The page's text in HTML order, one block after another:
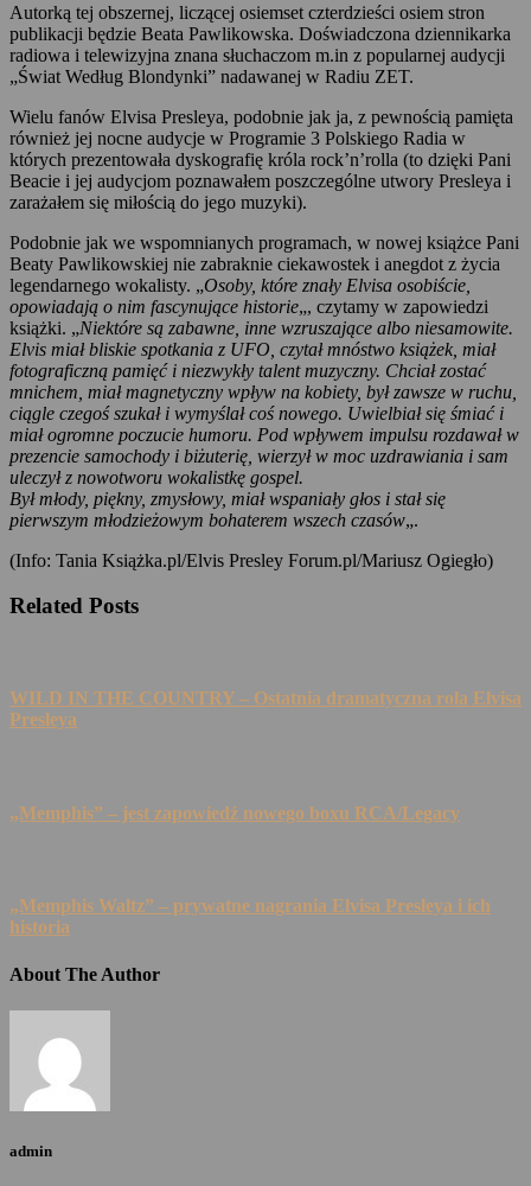
Autorką tej obszernej, liczącej osiemset czterdzieści osiem stron
publikacji będzie Beata Pawlikowska. Doświadczona dziennikarka
radiowa i telewizyjna znana słuchaczom m.in z popularnej audycji
„Świat Według Blondynki” nadawanej w Radiu ZET.
Wielu fanów Elvisa Presleya, podobnie jak ja, z pewnością pamięta
również jej nocne audycje w Programie 3 Polskiego Radia w
których prezentowała dyskografię króla rock’n’rolla (to dzięki Pani
Beacie i jej audycjom poznawałem poszczególne utwory Presleya i
zarażałem się miłością do jego muzyki).
Podobnie jak we wspomnianych programach, w nowej książce Pani
Beaty Pawlikowskiej nie zabraknie ciekawostek i anegdot z życia
legendarnego wokalisty. „Osoby, które znały Elvisa osobiście,
opowiadają o nim fascynujące historie„, czytamy w zapowiedzi
książki. „Niektóre są zabawne, inne wzruszające albo niesamowite.
Elvis miał bliskie spotkania z UFO, czytał mnóstwo książek, miał
fotograficzną pamięć i niezwykły talent muzyczny. Chciał zostać
mnichem, miał magnetyczny wpływ na kobiety, był zawsze w ruchu,
ciągle czegoś szukał i wymyślał coś nowego. Uwielbiał się śmiać i
miał ogromne poczucie humoru. Pod wpływem impulsu rozdawał w
prezencie samochody i biżuterię, wierzył w moc uzdrawiania i sam
uleczył z nowotworu wokalistkę gospel.
Był młody, piękny, zmysłowy, miał wspaniały głos i stał się
pierwszym młodzieżowym bohaterem wszech czasów„.
(Info: Tania Książka.pl/Elvis Presley Forum.pl/Mariusz Ogiegło)
Related Posts
WILD IN THE COUNTRY – Ostatnia dramatyczna rola Elvisa
Presleya
„Memphis” – jest zapowiedź nowego boxu RCA/Legacy
„Memphis Waltz” – prywatne nagrania Elvisa Presleya i ich
historia
About The Author
admin